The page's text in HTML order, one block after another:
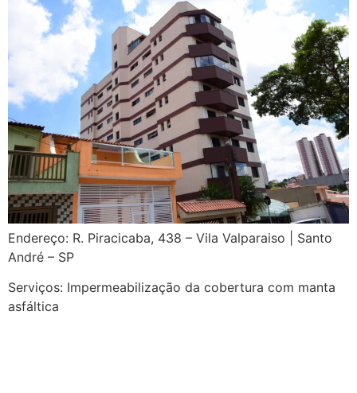
Endereço: R. Piracicaba, 438 – Vila Valparaiso | Santo
André – SP
Serviços: Impermeabilização da cobertura com manta
asfáltica